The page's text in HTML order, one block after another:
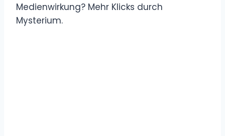
Medienwirkung? Mehr Klicks durch
Mysterium.